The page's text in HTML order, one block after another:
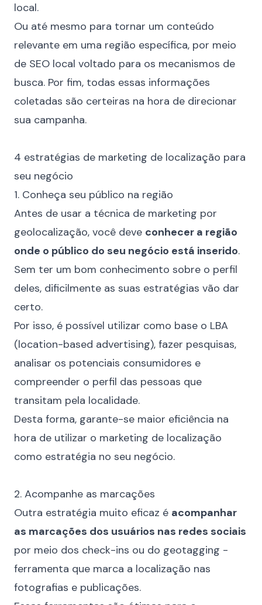
local.
Ou até mesmo para tornar um conteúdo
relevante em uma região específica, por meio
de SEO local voltado para os mecanismos de
busca. Por fim, todas essas informações
coletadas são certeiras na hora de direcionar
sua campanha.
4 estratégias de marketing de localização para
seu negócio
1. Conheça seu público na região
Antes de usar a técnica de marketing por
geolocalização, você deve conhecer a região
onde o público do seu negócio está inserido.
Sem ter um bom conhecimento sobre o perfil
deles, dificilmente as suas estratégias vão dar
certo.
Por isso, é possível utilizar como base o LBA
(location-based advertising), fazer pesquisas,
analisar os potenciais consumidores e
compreender o perfil das pessoas que
transitam pela localidade.
Desta forma, garante-se maior eficiência na
hora de utilizar o marketing de localização
como estratégia no seu negócio.
2. Acompanhe as marcações
Outra estratégia muito eficaz é acompanhar
as marcações dos usuários nas redes sociais
por meio dos check-ins ou do geotagging -
ferramenta que marca a localização nas
fotografias e publicações.